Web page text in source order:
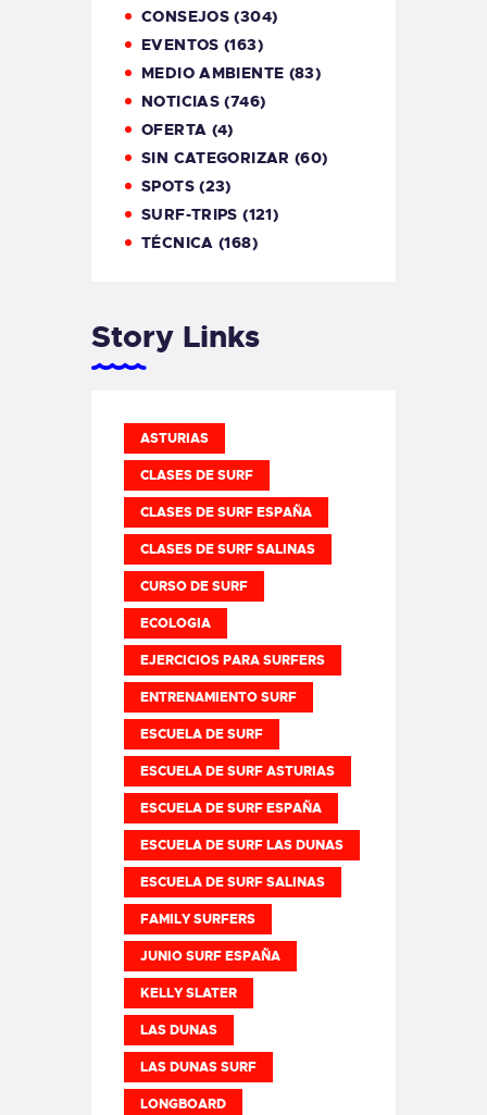
CONSEJOS (304)
EVENTOS (163)
MEDIO AMBIENTE (83)
NOTICIAS (746)
OFERTA (4)
SIN CATEGORIZAR (60)
SPOTS(23)
SURF-TRIPS (121)
TÉCNICA (168)
Story Links
ASTURIAS
CLASES DE SURF
CLASES DE SURF ESPAÑA
CLASES DE SURF SALINAS
CURSO DE SURF
ECOLOGIA
EJERCICIOS PARA SURFERS
ENTRENAMIENTO SURF
ESCUELA DE SURF
ESCUELA DE SURF ASTURIAS
ESCUELA DE SURF ESPAÑA
ESCUELA DE SURF LAS DUNAS
ESCUELA DE SURF SALINAS
FAMILY SURFERS
JUNIO SURF ESPAÑA
KELLY SLATER
LAS DUNAS
LAS DUNAS SURF
LONGBOARD